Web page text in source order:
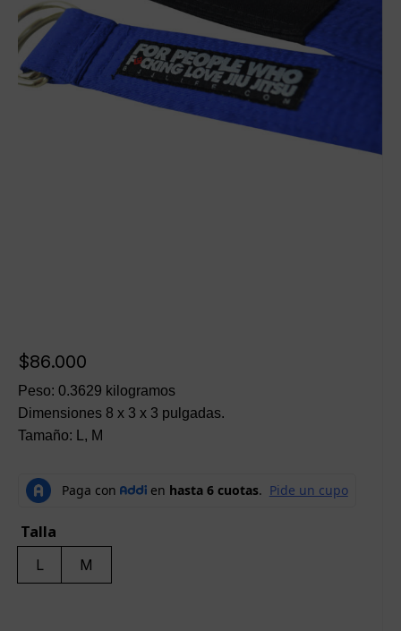
$86.000
Peso: 0.3629 kilogramos
Dimensiones 8 x 3 x 3 pulgadas.
Tamaño: L, M
Talla
L M